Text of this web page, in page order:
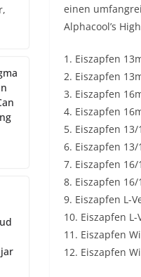
einen
Alphacool’s
1. Eiszapfen
2. Eiszapfen
3. Eiszapfen
4. Eiszapfen
5. Eiszapfen
6. Eiszapfen
7. Eiszapfen
8. Eiszapfen
9. Eiszapfen L-
10. Eiszapfen
11. Eiszapfen
12. Eiszapfen